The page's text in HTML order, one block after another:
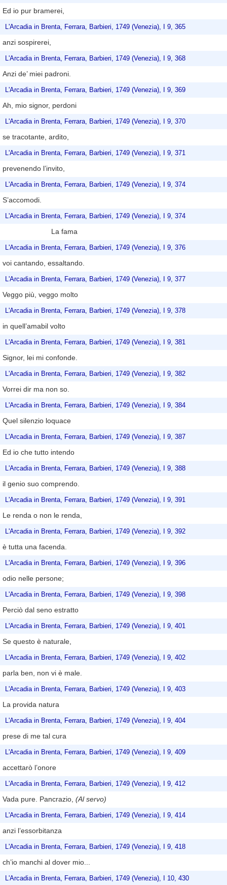
Ed io pur bramerei,
L'Arcadia in Brenta, Ferrara, Barbieri, 1749 (Venezia), I 9, 365
anzi sospirerei,
L'Arcadia in Brenta, Ferrara, Barbieri, 1749 (Venezia), I 9, 368
Anzi de’ miei padroni.
L'Arcadia in Brenta, Ferrara, Barbieri, 1749 (Venezia), I 9, 369
Ah, mio signor, perdoni
L'Arcadia in Brenta, Ferrara, Barbieri, 1749 (Venezia), I 9, 370
se tracotante, ardito,
L'Arcadia in Brenta, Ferrara, Barbieri, 1749 (Venezia), I 9, 371
prevenendo l’invito,
L'Arcadia in Brenta, Ferrara, Barbieri, 1749 (Venezia), I 9, 374
S’accomodi.
L'Arcadia in Brenta, Ferrara, Barbieri, 1749 (Venezia), I 9, 374
La fama
L'Arcadia in Brenta, Ferrara, Barbieri, 1749 (Venezia), I 9, 376
voi cantando, essaltando.
L'Arcadia in Brenta, Ferrara, Barbieri, 1749 (Venezia), I 9, 377
Veggo più, veggo molto
L'Arcadia in Brenta, Ferrara, Barbieri, 1749 (Venezia), I 9, 378
in quell’amabil volto
L'Arcadia in Brenta, Ferrara, Barbieri, 1749 (Venezia), I 9, 381
Signor, lei mi confonde.
L'Arcadia in Brenta, Ferrara, Barbieri, 1749 (Venezia), I 9, 382
Vorrei dir ma non so.
L'Arcadia in Brenta, Ferrara, Barbieri, 1749 (Venezia), I 9, 384
Quel silenzio loquace
L'Arcadia in Brenta, Ferrara, Barbieri, 1749 (Venezia), I 9, 387
Ed io che tutto intendo
L'Arcadia in Brenta, Ferrara, Barbieri, 1749 (Venezia), I 9, 388
il genio suo comprendo.
L'Arcadia in Brenta, Ferrara, Barbieri, 1749 (Venezia), I 9, 391
Le renda o non le renda,
L'Arcadia in Brenta, Ferrara, Barbieri, 1749 (Venezia), I 9, 392
è tutta una facenda.
L'Arcadia in Brenta, Ferrara, Barbieri, 1749 (Venezia), I 9, 396
odio nelle persone;
L'Arcadia in Brenta, Ferrara, Barbieri, 1749 (Venezia), I 9, 398
Perciò dal seno estratto
L'Arcadia in Brenta, Ferrara, Barbieri, 1749 (Venezia), I 9, 401
Se questo è naturale,
L'Arcadia in Brenta, Ferrara, Barbieri, 1749 (Venezia), I 9, 402
parla ben, non vi è male.
L'Arcadia in Brenta, Ferrara, Barbieri, 1749 (Venezia), I 9, 403
La provida natura
L'Arcadia in Brenta, Ferrara, Barbieri, 1749 (Venezia), I 9, 404
prese di me tal cura
L'Arcadia in Brenta, Ferrara, Barbieri, 1749 (Venezia), I 9, 409
accettarò l’onore
L'Arcadia in Brenta, Ferrara, Barbieri, 1749 (Venezia), I 9, 412
Vada pure. Pancrazio, (Al servo)
L'Arcadia in Brenta, Ferrara, Barbieri, 1749 (Venezia), I 9, 414
anzi l’essorbitanza
L'Arcadia in Brenta, Ferrara, Barbieri, 1749 (Venezia), I 9, 418
ch’io manchi al dover mio...
L'Arcadia in Brenta, Ferrara, Barbieri, 1749 (Venezia), I 10, 430